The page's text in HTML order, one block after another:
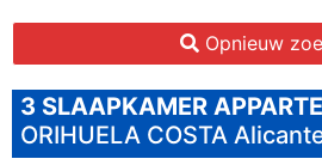
Opnieuw
3 SLAAPKAMER
ORIHUELA COSTA